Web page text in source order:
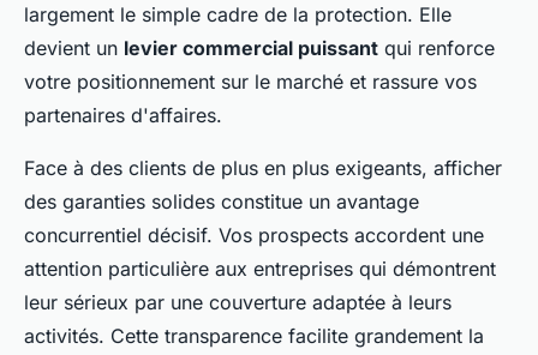
largement le simple cadre de la protection. Elle
devient un levier commercial puissant qui renforce
votre positionnement sur le marché et rassure vos
partenaires d'affaires.
Face à des clients de plus en plus exigeants, afficher
des garanties solides constitue un avantage
concurrentiel décisif. Vos prospects accordent une
attention particulière aux entreprises qui démontrent
leur sérieux par une couverture adaptée à leurs
activités. Cette transparence facilite grandement la